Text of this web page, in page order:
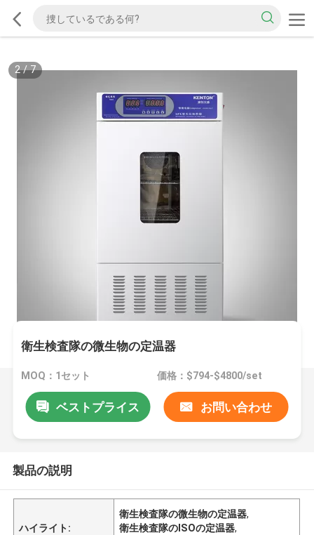
2/7
衛生検査隊の微生物の定温器
MOQ：1セット 価格：$794-$4800/set
ベストプライス お問い合わせ
製品の説明
ハイライト:
衛生検査隊の微生物の定温器,
衛生検査隊のISOの定温器,